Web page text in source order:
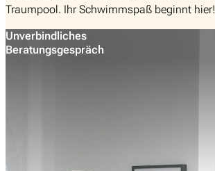
Traumpool. Ihr Schwimmspaß beginnt hier!
Unverbindliches
Beratungsgespräch